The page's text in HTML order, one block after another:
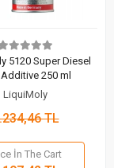
5120 Super Diesel
250 ml
LiquiMoly
TL
İn The Cart